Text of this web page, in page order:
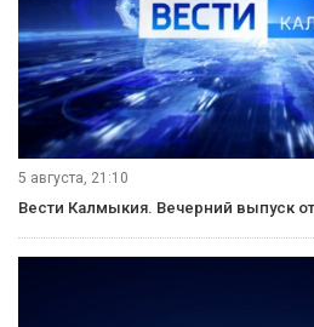
5 августа, 21:10
Вести Калмыкия. Вечерний выпуск от